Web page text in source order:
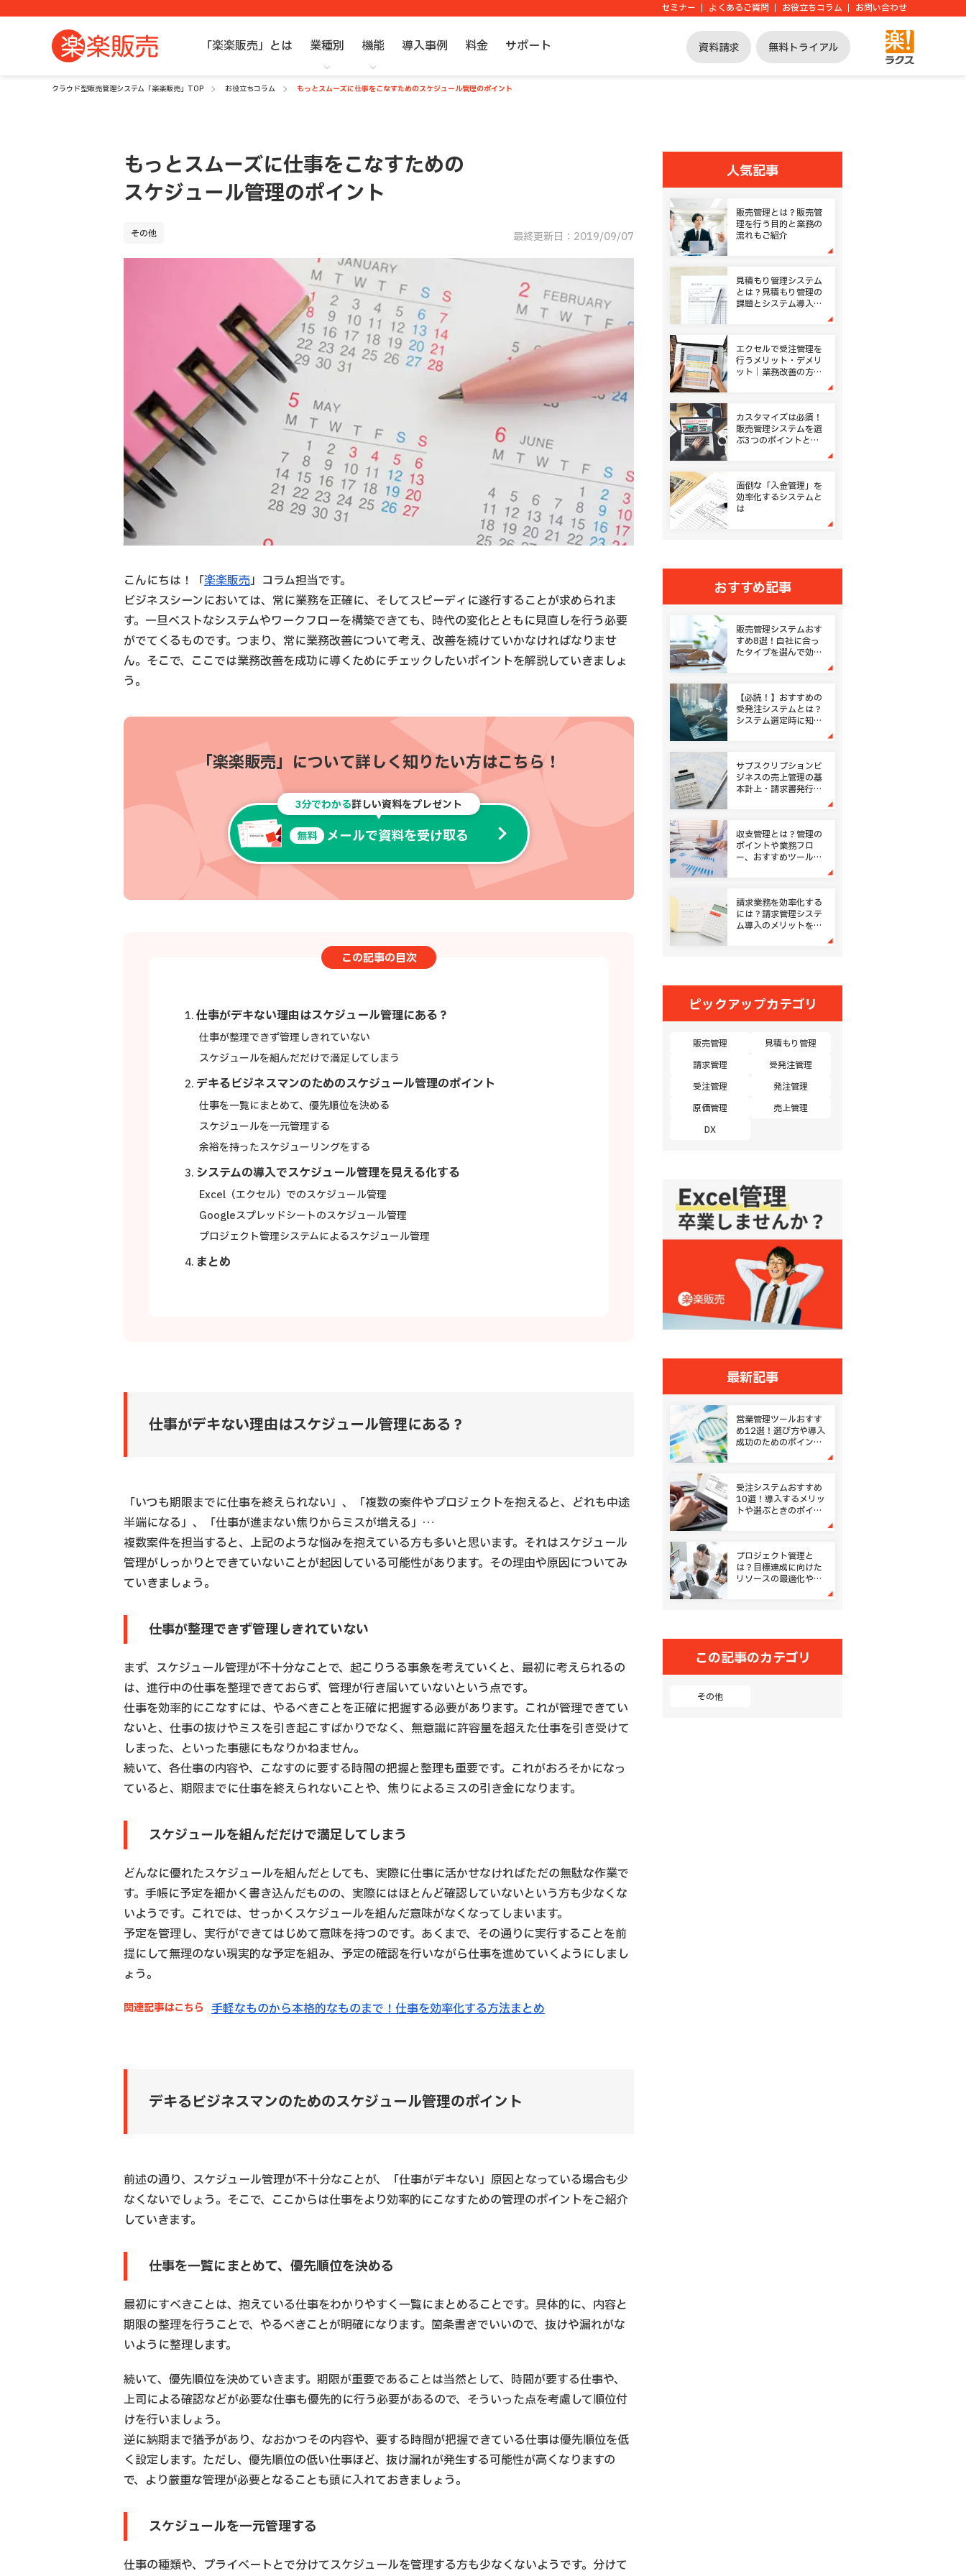
セミナー よくあるご質問 お役立ちコラム お問い合わせ
「楽楽販売」とは 業種別 機能 導入事例 料金 サポート 資料請求 無料トライアル
クラウド型販売管理システム「楽楽販売」TOP お役立ちコラム もっとスムーズに仕事をこなすためのスケジュール管理のポイント
もっとスムーズに仕事をこなすための
スケジュール管理のポイント
その他 最終更新日：2019/09/07
こんにちは！「楽楽販売」コラム担当です。
ビジネスシーンにおいては、常に業務を正確に、そしてスピーディに遂行することが求められま
す。一旦ベストなシステムやワークフローを構築できても、時代の変化とともに見直しを行う必要
がでてくるものです。つまり、常に業務改善について考え、改善を続けていかなければなりませ
ん。そこで、ここでは業務改善を成功に導くためにチェックしたいポイントを解説していきましょ
う。
「楽楽販売」について詳しく知りたい方はこちら！
3分でわかる詳しい資料をプレゼント
無料 メールで資料を受け取る
この記事の目次
仕事がデキない理由はスケジュール管理にある？
仕事が整理できず管理しきれていない
スケジュールを組んだだけで満足してしまう
デキるビジネスマンのためのスケジュール管理のポイント
仕事を一覧にまとめて、優先順位を決める
スケジュールを一元管理する
余裕を持ったスケジューリングをする
システムの導入でスケジュール管理を見える化する
Excel（エクセル）でのスケジュール管理
Googleスプレッドシートのスケジュール管理
プロジェクト管理システムによるスケジュール管理
まとめ
仕事がデキない理由はスケジュール管理にある？
「いつも期限までに仕事を終えられない」、「複数の案件やプロジェクトを抱えると、どれも中途
半端になる」、「仕事が進まない焦りからミスが増える」…
複数案件を担当すると、上記のような悩みを抱えている方も多いと思います。それはスケジュール
管理がしっかりとできていないことが起因している可能性があります。その理由や原因についてみ
ていきましょう。
仕事が整理できず管理しきれていない
まず、スケジュール管理が不十分なことで、起こりうる事象を考えていくと、最初に考えられるの
は、進行中の仕事を整理できておらず、管理が行き届いていないという点です。
仕事を効率的にこなすには、やるべきことを正確に把握する必要があります。これが管理できてい
ないと、仕事の抜けやミスを引き起こすばかりでなく、無意識に許容量を超えた仕事を引き受けて
しまった、といった事態にもなりかねません。
続いて、各仕事の内容や、こなすのに要する時間の把握と整理も重要です。これがおろそかになっ
ていると、期限までに仕事を終えられないことや、焦りによるミスの引き金になります。
スケジュールを組んだだけで満足してしまう
どんなに優れたスケジュールを組んだとしても、実際に仕事に活かせなければただの無駄な作業で
す。手帳に予定を細かく書き込んだものの、実際にはほとんど確認していないという方も少なくな
いようです。これでは、せっかくスケジュールを組んだ意味がなくなってしまいます。
予定を管理し、実行ができてはじめて意味を持つのです。あくまで、その通りに実行することを前
提にして無理のない現実的な予定を組み、予定の確認を行いながら仕事を進めていくようにしまし
ょう。
関連記事はこちら 手軽なものから本格的なものまで！仕事を効率化する方法まとめ
デキるビジネスマンのためのスケジュール管理のポイント
前述の通り、スケジュール管理が不十分なことが、「仕事がデキない」原因となっている場合も少
なくないでしょう。そこで、ここからは仕事をより効率的にこなすための管理のポイントをご紹介
していきます。
仕事を一覧にまとめて、優先順位を決める
最初にすべきことは、抱えている仕事をわかりやすく一覧にまとめることです。具体的に、内容と
期限の整理を行うことで、やるべきことが明確になります。箇条書きでいいので、抜けや漏れがな
いように整理します。
続いて、優先順位を決めていきます。期限が重要であることは当然として、時間が要する仕事や、
上司による確認などが必要な仕事も優先的に行う必要があるので、そういった点を考慮して順位付
けを行いましょう。
逆に納期まで猶予があり、なおかつその内容や、要する時間が把握できている仕事は優先順位を低
く設定します。ただし、優先順位の低い仕事ほど、抜け漏れが発生する可能性が高くなりますの
で、より厳重な管理が必要となることも頭に入れておきましょう。
スケジュールを一元管理する
仕事の種類や、プライベートとで分けてスケジュールを管理する方も少なくないようです。分けて
人気記事
販売管理とは？販売管
理を行う目的と業務の
流れもご紹介
見積もり管理システム
とは？見積もり管理の
課題とシステム導入の
エクセルで受注管理を
行うメリット・デメリ
ット｜業務改善の方法
カスタマイズは必須！
販売管理システムを選
ぶ3つのポイントと導
面倒な「入金管理」を
効率化するシステムと
は
おすすめ記事
販売管理システムおす
すめ8選！自社に合っ
たタイプを選んで効率
【必読！】おすすめの
受発注システムとは？
システム選定時に知っ
サブスクリプションビ
ジネスの売上管理の基
本計上・請求書発行の
収支管理とは？管理の
ポイントや業務フロ
ー、おすすめツールも
請求業務を効率化する
には？請求管理システ
ム導入のメリットをご
ピックアップカテゴリ
販売管理
見積もり管理
請求管理
受発注管理
受注管理
発注管理
原価管理
売上管理
DX
最新記事
営業管理ツールおすす
め12選！選び方や導入
成功のためのポイント
受注システムおすすめ
10選！導入するメリッ
トや選ぶときのポイン
プロジェクト管理と
は？目標達成に向けた
リソースの最適化や進
この記事のカテゴリ
その他